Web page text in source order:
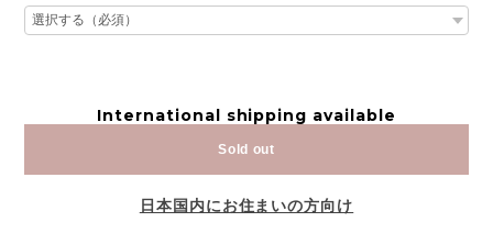
International shipping available
Sold out
日本国内にお住まいの方向け